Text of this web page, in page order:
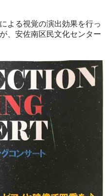
よる視覚の演出効果を行っ
、安佐南区民文化センター